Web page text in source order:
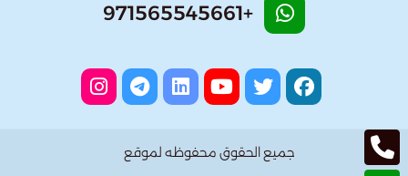
+971565545661
جميع الحقوق محفوظه لموقع